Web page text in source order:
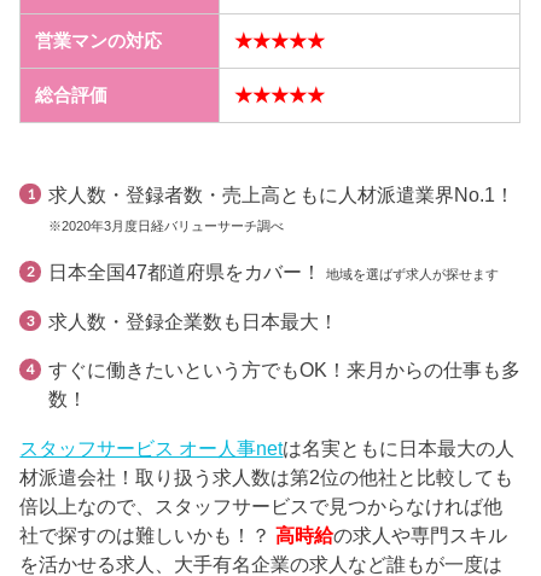
営業マンの対応 ★★★★★
総合評価 ★★★★★
求人数・登録者数・売上高ともに人材派遣業界No.1！
※2020年3月度日経バリューサーチ調べ
日本全国47都道府県をカバー！ 地域を選ばず求人が探せます
求人数・登録企業数も日本最大！
すぐに働きたいという方でもOK！来月からの仕事も多
数！
スタッフサービス オー人事netは名実ともに日本最大の人
材派遣会社！取り扱う求人数は第2位の他社と比較しても
倍以上なので、スタッフサービスで見つからなければ他
社で探すのは難しいかも！？高時給の求人や専門スキル
を活かせる求人、大手有名企業の求人など誰もが一度は